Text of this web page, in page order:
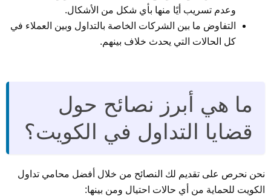
وعدم تسريب أيًا منها بأي شكل من الأشكال.
التفاوض ما بين الشركات الخاصة بالتداول وبين العملاء في
كل الحالات التي يحدث خلاف بينهم.
ما هي أبرز نصائح حول
قضايا التداول في الكويت؟
نحن نحرص على تقديم لك النصائح من خلال أفضل محامي تداول
الكويت للحماية من أي حالات احتيال ومن بينها: